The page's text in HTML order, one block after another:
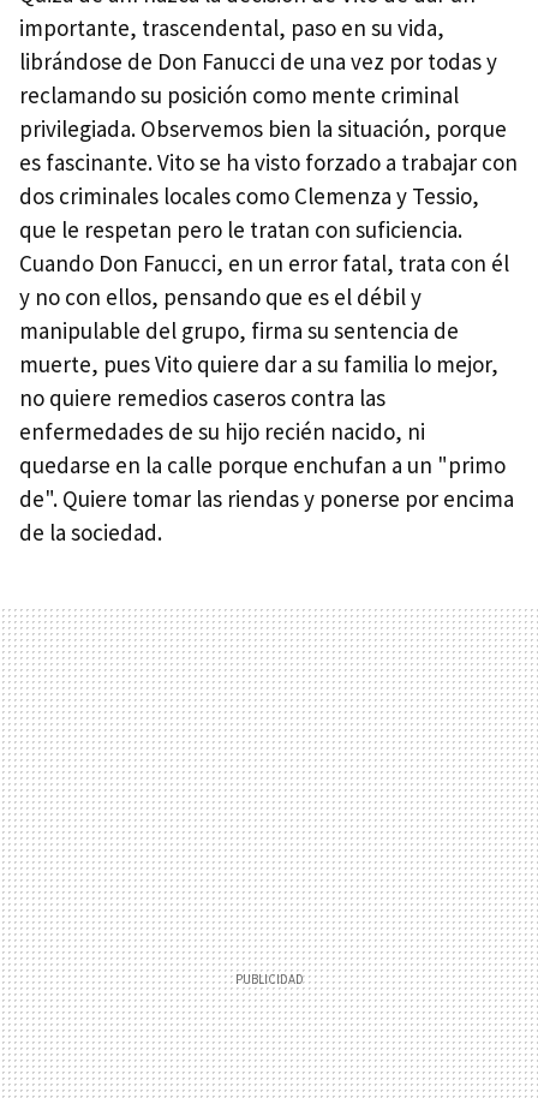
importante, trascendental, paso en su vida,
librándose de Don Fanucci de una vez por todas y
reclamando su posición como mente criminal
privilegiada. Observemos bien la situación, porque
es fascinante. Vito se ha visto forzado a trabajar con
dos criminales locales como Clemenza y Tessio,
que le respetan pero le tratan con suficiencia.
Cuando Don Fanucci, en un error fatal, trata con él
y no con ellos, pensando que es el débil y
manipulable del grupo, firma su sentencia de
muerte, pues Vito quiere dar a su familia lo mejor,
no quiere remedios caseros contra las
enfermedades de su hijo recién nacido, ni
quedarse en la calle porque enchufan a un "primo
de". Quiere tomar las riendas y ponerse por encima
de la sociedad.